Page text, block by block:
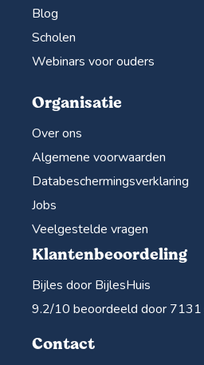
Blog
Scholen
Webinars voor ouders
Organisatie
Over ons
Algemene voorwaarden
Databeschermingsverklaring
Jobs
Veelgestelde vragen
Klantenbeoordeling
Bijles door BijlesHuis
9.2/10 beoordeeld door 7131
Contact